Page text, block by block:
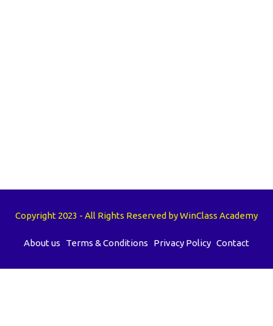
Copyright 2023 - All Rights Reserved by WinClass Academy
About us Terms & Conditions Privacy Policy Contact